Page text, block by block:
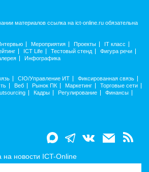
материалов ссылка на ict-online.ru обязательна
Мероприятия Проекты
IT класс
ICT Life Тестовый стенд
Фигура речи
Инфографика
CIO/Управление ИТ
Фиксированная связь
Веб Рынок ПК Маркетинг
Торговые сети
Кадры Регулирование
Финансы
на новости ICT-Online